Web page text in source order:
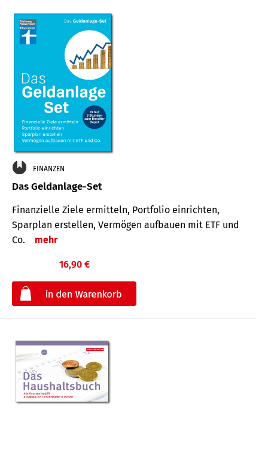
FINANZEN
Das Geldanlage-Set
Finanzielle Ziele ermitteln, Portfolio einrichten,
Sparplan erstellen, Vermögen aufbauen mit ETF und
Co.
mehr
16,90 €